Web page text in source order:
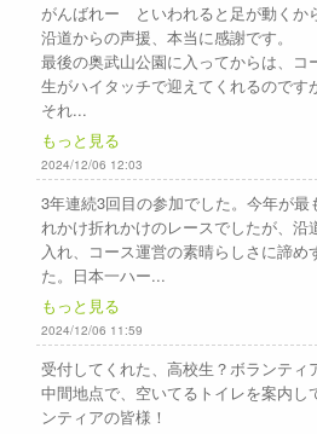
がんばれー といわれると足が動くか
沿道からの声援、本当に感謝です。
最後の奥武山公園に入ってからは、
生がハイタッチで迎えてくれるのです
それ...
もっと見る
2024/12/06 12:03
3年連続3回目の参加でした。今年が
れかけ折れかけのレースでしたが、沿
入れ、コース運営の素晴らしさに諦め
た。日本一ハー...
もっと見る
2024/12/06 11:59
受付してくれた、高校生？ボランティ
中間地点で、空いてるトイレを案内し
ンティアの皆様！